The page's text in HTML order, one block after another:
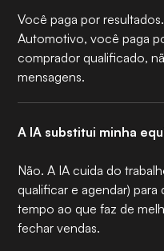
Você paga por
Automotivo, você paga
comprador qualificado,
mensagens.
A IA substitui minha
Não. A IA cuida do
qualificar e agendar)
tempo ao que faz de
fechar vendas.